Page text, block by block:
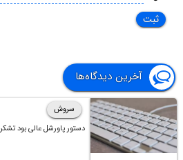
آخرین دیدگاه‌ها
سروش
دستور پاورشل عالی بود تشکر